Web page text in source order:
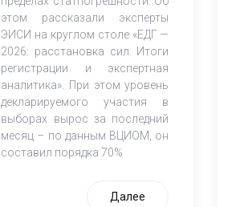
этом рассказали эксперты
ЭИСИ на круглом столе «ЕДГ —
2026: расстановка сил. Итоги
регистрации и экспертная
аналитика». При этом уровень
декларируемого участия в
выборах вырос за последний
месяц – по данным ВЦИОМ, он
составил порядка 70%
Далее